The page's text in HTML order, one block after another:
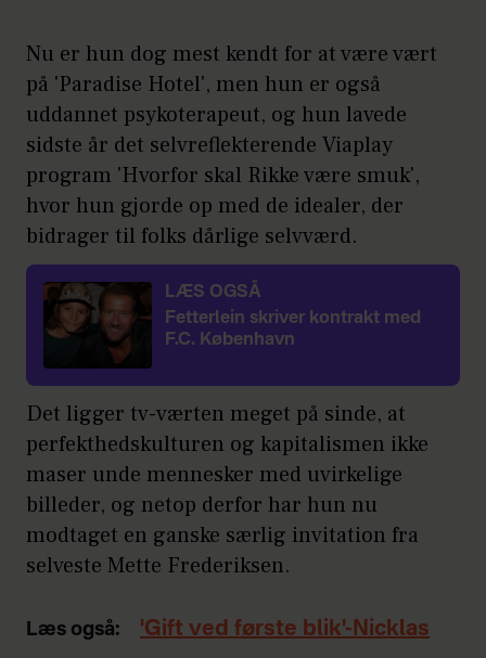
Nu er hun dog mest kendt for at være vært
på 'Paradise Hotel', men hun er også
uddannet psykoterapeut, og hun lavede
sidste år det selvreflekterende Viaplay
program 'Hvorfor skal Rikke være smuk',
hvor hun gjorde op med de idealer, der
bidrager til folks dårlige selvværd.
LÆS OGSÅ
Fetterlein skriver kontrakt med
F.C. København
Det ligger tv-værten meget på sinde, at
perfekthedskulturen og kapitalismen ikke
maser unde mennesker med uvirkelige
billeder, og netop derfor har hun nu
modtaget en ganske særlig invitation fra
selveste Mette Frederiksen.
Læs også:
'Gift ved første blik'-Nicklas